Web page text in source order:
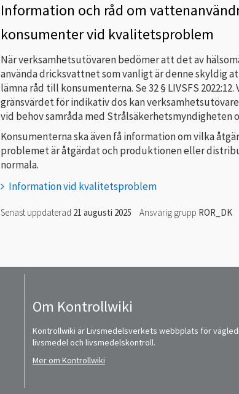
Information och råd om
konsumenter vid kvalitetsproblem
När verksamhetsutövaren bedömer att det av
använda dricksvattnet som vanligt är denne skyldig
lämna råd till konsumenterna. Se 32 § LIVSFS
gränsvärdet för indikativ dos kan
vid behov samråda med Strålsäkerhetsmyndigheten
Konsumenterna ska även få information om vilka
problemet är åtgärdat och produktionen eller
normala.
Information vid kvalitetsproblem
Senast uppdaterad 21 augusti 2025 Ansvarig grupp ROR_DK
Om Kontrollwiki
Kontrollwiki är Livsmedelsverkets webbplats för
livsmedel och livsmedelskontroll.
Mer om Kontrollwiki